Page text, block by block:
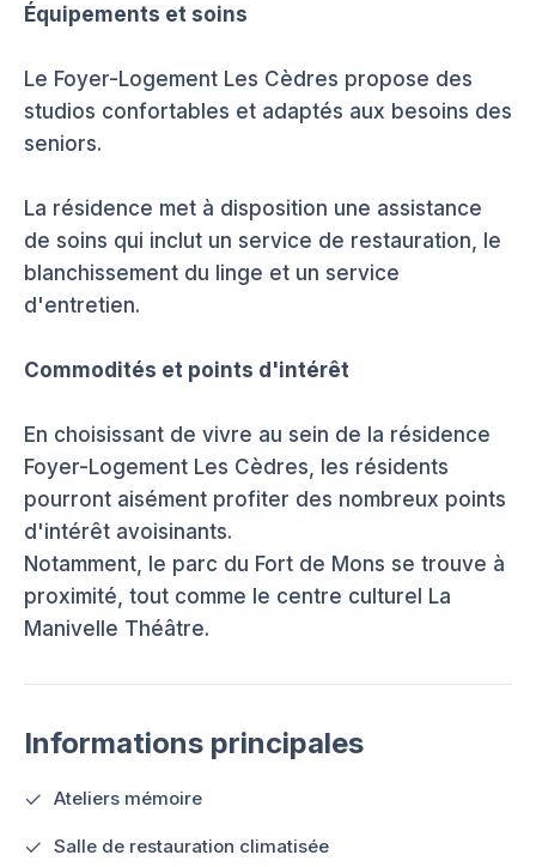
Équipements et soins
Le Foyer-Logement Les Cèdres propose des
studios confortables et adaptés aux besoins des
seniors.
La résidence met à disposition une assistance
de soins qui inclut un service de restauration, le
blanchissement du linge et un service
d'entretien.
Commodités et points d'intérêt
En choisissant de vivre au sein de la résidence
Foyer-Logement Les Cèdres, les résidents
pourront aisément profiter des nombreux points
d'intérêt avoisinants.
Notamment, le parc du Fort de Mons se trouve à
proximité, tout comme le centre culturel La
Manivelle Théâtre.
Informations principales
Ateliers mémoire
Salle de restauration climatisée